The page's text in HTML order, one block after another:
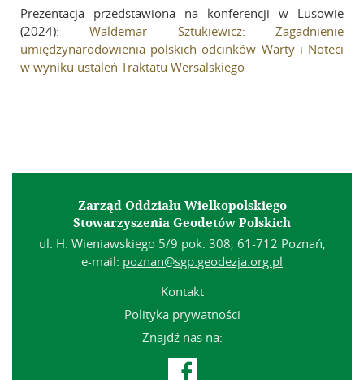
Szkolenia
Kierunki prac
Wydarzenie 1
Wydarzenie 2
Wydarzenie 3
Linki
Kontakt
Prezentacja przedstawiona na konferencji w Lusowie
(2024):Waldemar Sztukiewicz: Zagadnienie
umiędzynarodowienia polskich odcinków Warty i Noteci
w wyniku ustaleń Traktatu Wersalskiego
Zarząd Oddziału Wielkopolskiego
Stowarzyszenia Geodetów Polskich
ul. H. Wieniawskiego 5/9 pok. 308, 61-712 Poznań,
e-mail: poznan@sgp.geodezja.org.pl
Kontakt
Polityka prywatności
Znajdź nas na:
